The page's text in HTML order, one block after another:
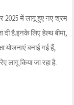
2025 में लागू हुए नए श्रम
दी है.इनके लिए हेल्थ बीमा,
योजनाएं बनाई गई हैं,
लागू किया जा रहा है.